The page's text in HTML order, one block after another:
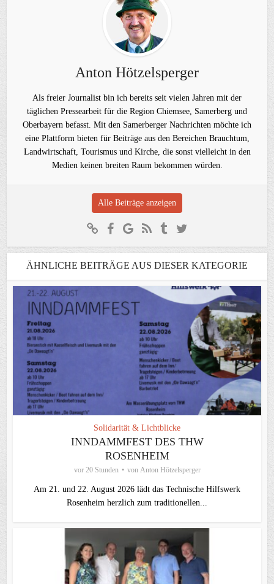
Anton Hötzelsperger
Als freier Journalist bin ich bereits seit vielen Jahren mit der
täglichen Pressearbeit für die Region Chiemsee, Samerberg und
Oberbayern befasst. Mit den Samerberger Nachrichten möchte ich
eine Plattform bieten für Beiträge aus den Bereichen Brauchtum,
Landwirtschaft, Tourismus und Kirche, die sonst vielleicht in den
Medien keinen breiten Raum bekommen würden.
Alle Beiträge anzeigen
ÄHNLICHE BEITRÄGE AUS DIESER KATEGORIE
Solidarität & Lichtblicke
INNDAMMFEST DES THW
ROSENHEIM
vor 20 Stunden von Anton Hötzelsperger
Am 21. und 22. August 2026 lädt das Technische Hilfswerk
Rosenheim herzlich zum traditionellen...